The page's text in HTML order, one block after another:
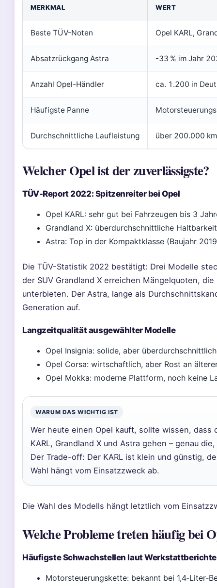
MERKMAL WERT
Beste TÜV-Noten Opel KARL,
Absatzrückgang Astra -33 % im Jahr
Anzahl Opel-Händler ca. 1.200 in
Häufigste Panne
Durchschnittliche Laufleistung über 200.000
Welcher Opel ist der zuverlässigste?
TÜV-Report 2022: Spitzenreiter bei Opel
Opel KARL: sehr gut bei Fahrzeugen bis 3
Grandland X: überdurchschnittliche
Astra: Top in der Kompaktklasse (Baujahr
Die TÜV-Statistik 2022 bestätigt: Drei Modelle
der SUV Grandland X erreichen Mängelquoten,
unterbieten. Der Astra, lange als
Generation auf.
Langzeitqualität ausgewählter Modelle
Opel Insignia: solide, aber
Opel Corsa: wirtschaftlich, aber Rost an
Opel Mokka: moderne Plattform, noch keine
WARUM DAS WICHTIG IST
Wer heute einen Opel kauft, sollte wissen,
KARL, Grandland X und Astra gehen – genau
Der Trade-off: Der KARL ist klein und günstig,
Wahl hängt vom Einsatzzweck ab.
Die Wahl des Modells hängt letztlich vom
Welche Probleme treten häufig bei
Häufigste Schwachstellen laut
Motorsteuerungskette: bekannt bei